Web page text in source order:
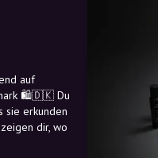
auf
🛍️🇩🇰 Du
sie erkunden
dir, wo